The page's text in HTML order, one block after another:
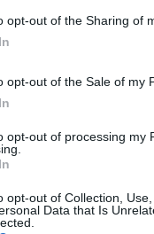
opt-out of the Sharing of
opt-out of the Sale of my
opt-out of processing my
opt-out of Collection,
Data that Is
növeli annak
egyik legismertebb
is megélnek
több nem